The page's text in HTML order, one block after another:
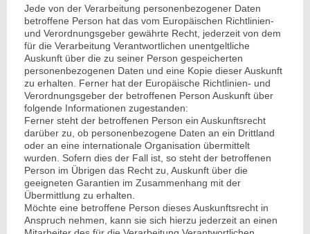
Jede von der Verarbeitung personenbezogener Daten
betroffene Person hat das vom Europäischen Richtlinien-
und Verordnungsgeber gewährte Recht, jederzeit von dem
für die Verarbeitung Verantwortlichen unentgeltliche
Auskunft über die zu seiner Person gespeicherten
personenbezogenen Daten und eine Kopie dieser Auskunft
zu erhalten. Ferner hat der Europäische Richtlinien- und
Verordnungsgeber der betroffenen Person Auskunft über
folgende Informationen zugestanden:
Ferner steht der betroffenen Person ein Auskunftsrecht
darüber zu, ob personenbezogene Daten an ein Drittland
oder an eine internationale Organisation übermittelt
wurden. Sofern dies der Fall ist, so steht der betroffenen
Person im Übrigen das Recht zu, Auskunft über die
geeigneten Garantien im Zusammenhang mit der
Übermittlung zu erhalten.
Möchte eine betroffene Person dieses Auskunftsrecht in
Anspruch nehmen, kann sie sich hierzu jederzeit an einen